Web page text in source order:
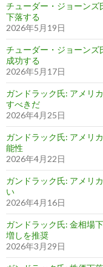
チューダー・ジョーンズ
下落する
2026年5月19日
チューダー・ジョーンズ
成功する
2026年5月17日
ガンドラック氏: アメリ
すべきだ
2026年4月25日
ガンドラック氏: アメリ
能性
2026年4月22日
ガンドラック氏: アメリ
い
2026年4月16日
ガンドラック氏: 金相場
増しを推奨
2026年3月29日